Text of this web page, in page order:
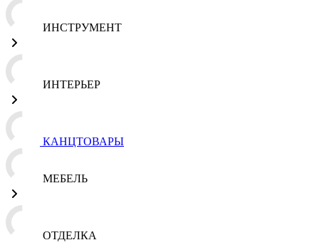
ИНСТРУМЕНТ
ИНТЕРЬЕР
КАНЦТОВАРЫ
МЕБЕЛЬ
ОТДЕЛКА